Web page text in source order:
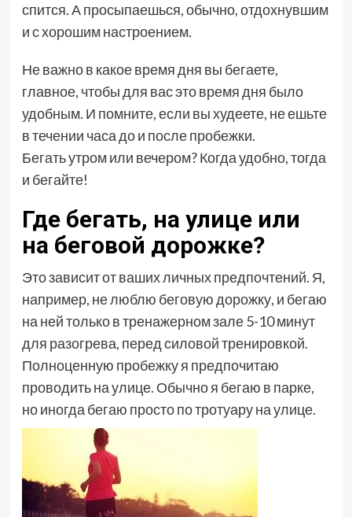
спится. А просыпаешься, обычно, отдохнувшим
и с хорошим настроением.
Не важно в какое время дня вы бегаете,
главное, чтобы для вас это время дня было
удобным. И помните, если вы худеете, не ешьте
в течении часа до и после пробежки.
Бегать утром или вечером? Когда удобно, тогда
и бегайте!
Где бегать, на улице или
на беговой дорожке?
Это зависит от ваших личных предпочтений. Я,
например, не люблю беговую дорожку, и бегаю
на ней только в тренажерном зале 5-10 минут
для разогрева, перед силовой тренировкой.
Полноценную пробежку я предпочитаю
проводить на улице. Обычно я бегаю в парке,
но иногда бегаю просто по тротуару на улице.